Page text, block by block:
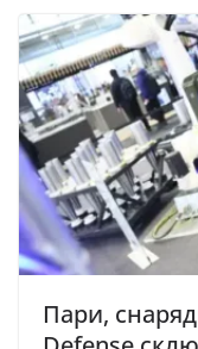
Пари,